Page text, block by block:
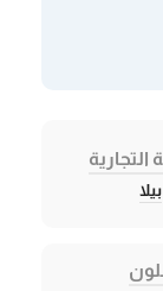
التجارية
بيلا